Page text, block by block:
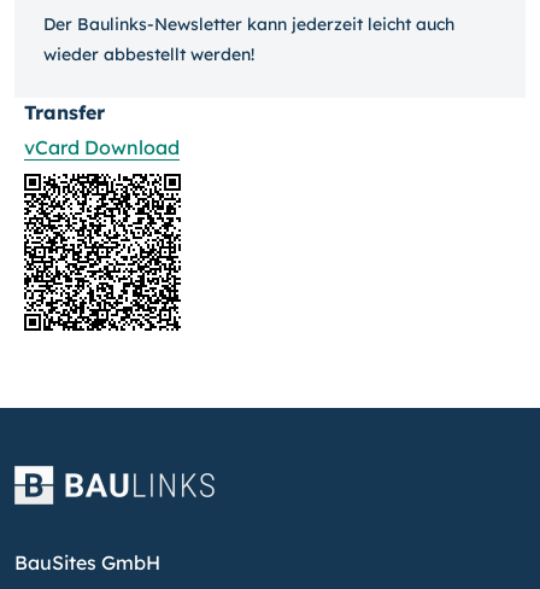
Der Baulinks-Newsletter kann jeder­zeit leicht auch
wieder ab­bestellt werden!
Transfer
vCard Download
BauSites GmbH